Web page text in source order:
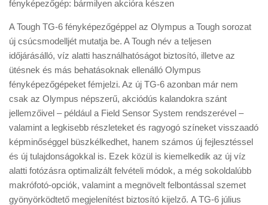
fényképezőgép: bármilyen akcióra készen
A Tough TG-6 fényképezőgéppel az Olympus a Tough sorozat
új csúcsmodelljét mutatja be. A Tough név a teljesen
időjárásálló, víz alatti használhatóságot biztosító, illetve az
ütésnek és más behatásoknak ellenálló Olympus
fényképezőgépeket fémjelzi. Az új TG-6 azonban már nem
csak az Olympus népszerű, akciódús kalandokra szánt
jellemzőivel – például a Field Sensor System rendszerével –
valamint a legkisebb részleteket és ragyogó színeket visszaadó
képminőséggel büszkélkedhet, hanem számos új fejlesztéssel
és új tulajdonságokkal is. Ezek közül is kiemelkedik az új víz
alatti fotózásra optimalizált felvételi módok, a még sokoldalúbb
makrófotó-opciók, valamint a megnövelt felbontással szemet
gyönyörködtető megjelenítést biztosító kijelző. A TG-6 július